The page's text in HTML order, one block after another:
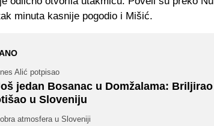
minuta kasnije pogodio i Mišić.
Alić potpisao
jedan Bosanac u Domžalama:
u Sloveniju
atmosfera u Sloveniji